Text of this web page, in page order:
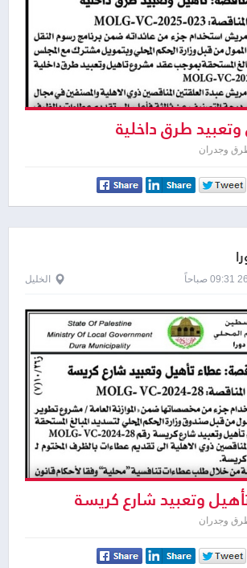
طرق داخلية
وجدران
الخليل
وتعبيد شارع كريسة
وجدران